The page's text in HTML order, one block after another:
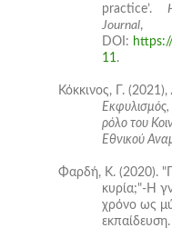
practice’.
Journal,
DOI:
11.
Κόκκινος, Γ. (2021),
Εκφυλισμός,
ρόλο του
Εθνικού
Φαρδή, Κ. (2020).
κυρία;"-Η
χρόνο ως